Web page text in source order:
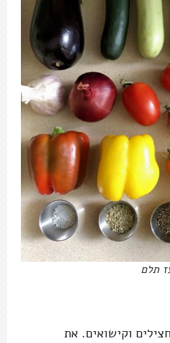
תלם
וקישואים. את